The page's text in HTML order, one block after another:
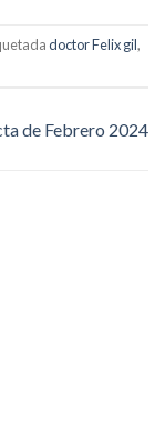
doctor Felix gil,
de Febrero 2024